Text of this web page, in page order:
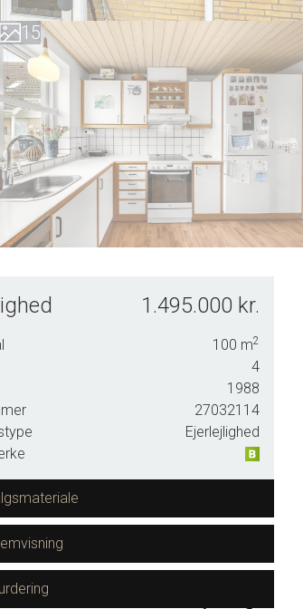
0
1
2
3
4
5
6
7
8
9
4
5
6
7
8
9
1.495.000 kr.
100 m2
4
1988
27032114
Ejerlejlighed